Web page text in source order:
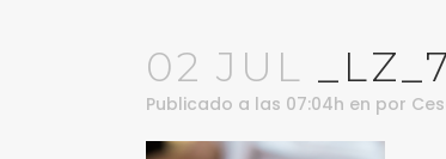
02 JUL
Publicado a las 07:04h en por